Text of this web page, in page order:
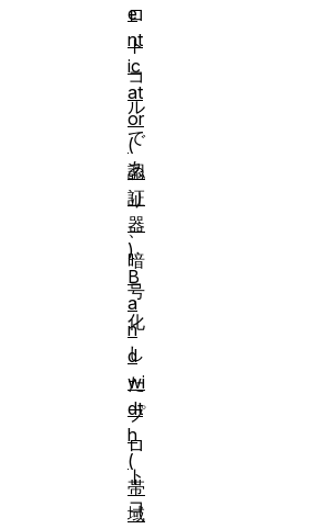
ロ
ト
コ
ル
で
あ
り
、
暗
号
化
し
た
プ
ロ
ト
コ
e
nt
ic
at
or
(
認
証
器
)
B
a
n
d
wi
dt
h
(
帯
域